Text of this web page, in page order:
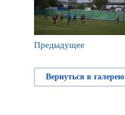
Предыдущее
Вернуться в галерею